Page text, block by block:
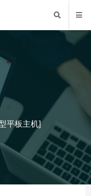
平板主机]